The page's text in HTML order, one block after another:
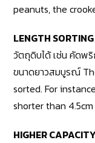
peanuts, the
LENGTH SORTING
วัตถุดิบได้ เช่น คัดพ
ขนาดยาวสมบูรณ์
sorted. For
shorter than
HIGHER